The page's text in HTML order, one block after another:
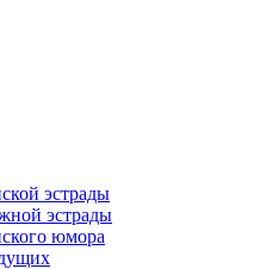
эстрады
эстрады
юмора